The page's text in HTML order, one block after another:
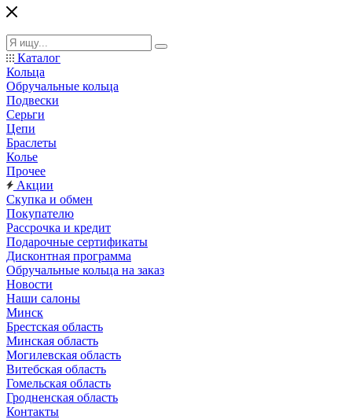
Каталог
Кольца
Обручальные кольца
Подвески
Серьги
Цепи
Браслеты
Колье
Прочее
Акции
Скупка и обмен
Покупателю
Рассрочка и кредит
Подарочные сертификаты
Дисконтная программа
Обручальные кольца на заказ
Новости
Наши салоны
Минск
Брестская область
Минская область
Могилевская область
Витебская область
Гомельская область
Гродненская область
Контакты